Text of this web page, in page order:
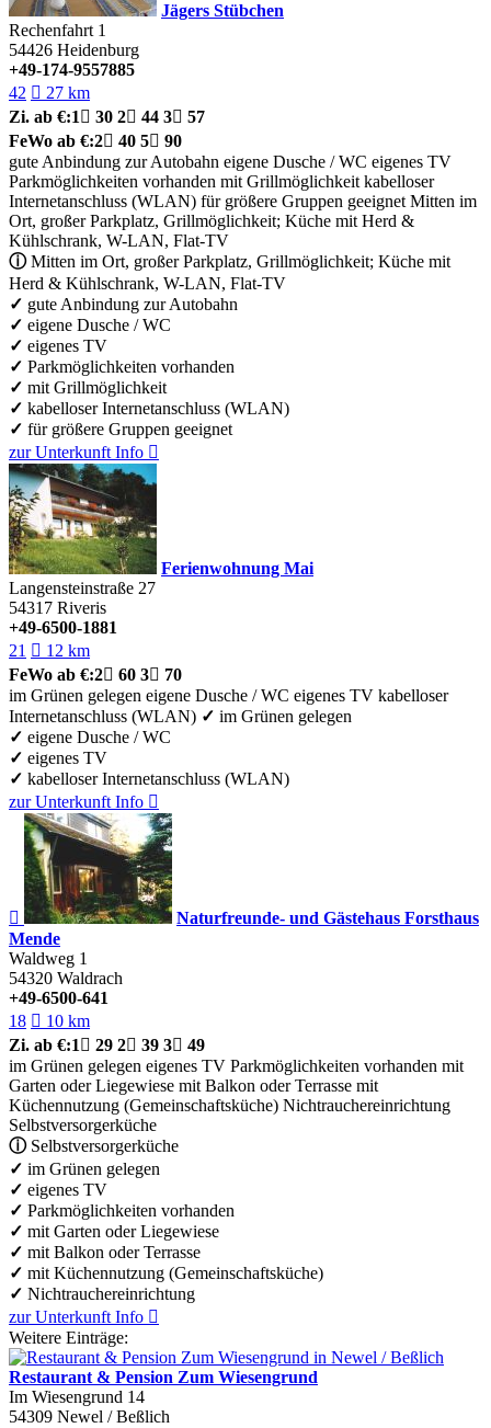
Jägers Stübchen
Rechenfahrt 1
54426 Heidenburg
+49-174-9557885
42  27 km
Zi. ab €:1  30 2 44 3 57
FeWo ab €:2 40 5 90
gute Anbindung zur Autobahn eigene Dusche / WC eigenes TV
Parkmöglichkeiten vorhanden mit Grillmöglichkeit kabelloser
Internetanschluss (WLAN) für größere Gruppen geeignet Mitten im
Ort, großer Parkplatz, Grillmöglichkeit; Küche mit Herd &
Kühlschrank, W-LAN, Flat-TV
ⓘMitten im Ort, großer Parkplatz, Grillmöglichkeit; Küche mit
Herd & Kühlschrank, W-LAN, Flat-TV
✓ gute Anbindung zur Autobahn
✓ eigene Dusche / WC
✓ eigenes TV
✓ Parkmöglichkeiten vorhanden
✓ mit Grillmöglichkeit
✓ kabelloser Internetanschluss (WLAN)
✓ für größere Gruppen geeignet
zur Unterkunft Info 
Ferienwohnung Mai
Langensteinstraße 27
54317 Riveris
+49-6500-1881
21  12 km
FeWo ab €:2 60 3 70
im Grünen gelegen eigene Dusche / WC eigenes TV kabelloser
Internetanschluss (WLAN) ✓ im Grünen gelegen
✓ eigene Dusche / WC
✓ eigenes TV
✓ kabelloser Internetanschluss (WLAN)
zur Unterkunft Info 

Naturfreunde- und Gästehaus Forsthaus
Mende
Waldweg 1
54320 Waldrach
+49-6500-641
18  10 km
Zi. ab €:1  29 2 39 3 49
im Grünen gelegen eigenes TV Parkmöglichkeiten vorhanden mit
Garten oder Liegewiese mit Balkon oder Terrasse mit
Küchennutzung (Gemeinschaftsküche) Nichtrauchereinrichtung
Selbstversorgerküche
ⓘSelbstversorgerküche
✓ im Grünen gelegen
✓ eigenes TV
✓ Parkmöglichkeiten vorhanden
✓ mit Garten oder Liegewiese
✓ mit Balkon oder Terrasse
✓ mit Küchennutzung (Gemeinschaftsküche)
✓ Nichtrauchereinrichtung
zur Unterkunft Info 
Weitere Einträge:
Restaurant & Pension Zum Wiesengrund
Im Wiesengrund 14
54309 Newel / Beßlich